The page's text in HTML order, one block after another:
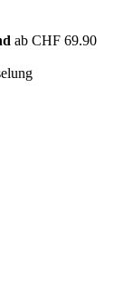
ab CHF 69.90